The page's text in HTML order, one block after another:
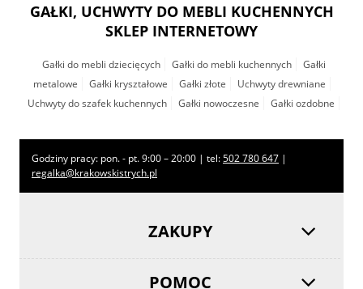
GAŁKI, UCHWYTY DO MEBLI KUCHENNYCH
SKLEP INTERNETOWY
Gałki do mebli dziecięcych Gałki do mebli kuchennych
Gałki
metalowe
Gałki kryształowe Gałki złote
Uchwyty drewniane
Uchwyty do szafek kuchennych
Gałki nowoczesne Gałki ozdobne
Godziny pracy: pon. - pt. 9:00 – 20:00 | tel:502 780 647 |
regalka@krakowskistrych.pl
ZAKUPY
POMOC